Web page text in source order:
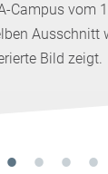
vom 16.
wie das
zeigt.